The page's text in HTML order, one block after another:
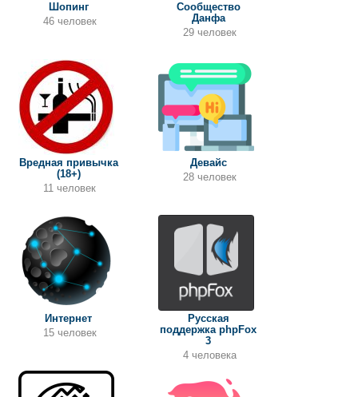
Шопинг
46 человек
Сообщество
Данфа
29 человек
Вредная привычка
(18+)
11 человек
Девайс
28 человек
Интернет
15 человек
Русская
поддержка phpFox
3
4 человека